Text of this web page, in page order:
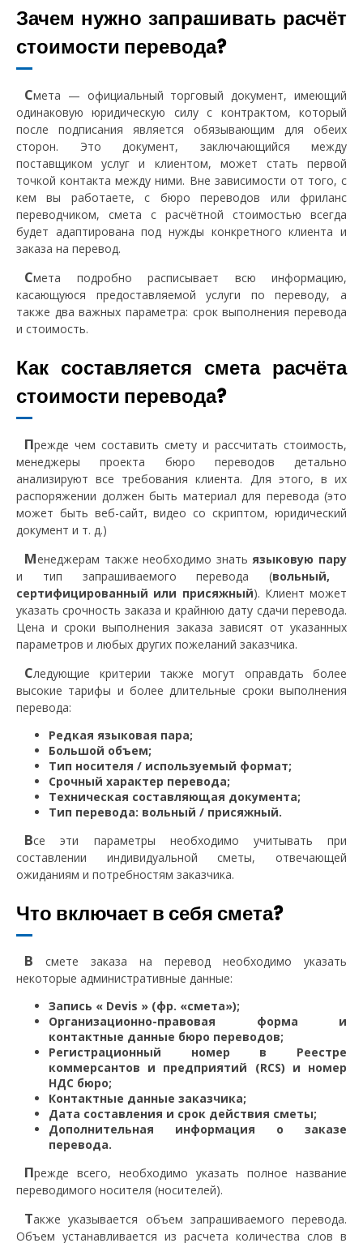
Зачем нужно запрашивать расчёт
стоимости перевода?
Смета — официальный торговый документ, имеющий
одинаковую юридическую силу с контрактом, который
после подписания является обязывающим для обеих
сторон. Это документ, заключающийся между
поставщиком услуг и клиентом, может стать первой
точкой контакта между ними. Вне зависимости от того, с
кем вы работаете, с бюро переводов или фриланс
переводчиком, смета с расчётной стоимостью всегда
будет адаптирована под нужды конкретного клиента и
заказа на перевод.
Смета подробно расписывает всю информацию,
касающуюся предоставляемой услуги по переводу, а
также два важных параметра: срок выполнения перевода
и стоимость.
Как составляется смета расчёта
стоимости перевода?
Прежде чем составить смету и рассчитать стоимость,
менеджеры проекта бюро переводов детально
анализируют все требования клиента. Для этого, в их
распоряжении должен быть материал для перевода (это
может быть веб-сайт, видео со скриптом, юридический
документ и т. д.)
Менеджерам также необходимо знать языковую пару
и тип запрашиваемого перевода (вольный,
сертифицированный или присяжный). Клиент может
указать срочность заказа и крайнюю дату сдачи перевода.
Цена и сроки выполнения заказа зависят от указанных
параметров и любых других пожеланий заказчика.
Следующие критерии также могут оправдать более
высокие тарифы и более длительные сроки выполнения
перевода:
Редкая языковая пара;
Большой объем;
Тип носителя / используемый формат;
Срочный характер перевода;
Техническая составляющая документа;
Тип перевода: вольный / присяжный.
Все эти параметры необходимо учитывать при
составлении индивидуальной сметы, отвечающей
ожиданиям и потребностям заказчика.
Что включает в себя смета?
В смете заказа на перевод необходимо указать
некоторые административные данные:
Запись « Devis » (фр. «смета»);
Организационно-правовая форма и
контактные данные бюро переводов;
Регистрационный номер в Реестре
коммерсантов и предприятий (RCS) и номер
НДС бюро;
Контактные данные заказчика;
Дата составления и срок действия сметы;
Дополнительная информация о заказе
перевода.
Прежде всего, необходимо указать полное название
переводимого носителя (носителей).
Также указывается объем запрашиваемого перевода.
Объем устанавливается из расчета количества слов в